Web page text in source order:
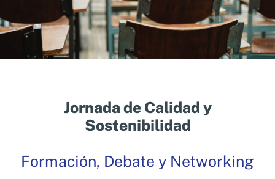
Jornada de Calidad y
Sostenibilidad
Formación, Debate y Networking